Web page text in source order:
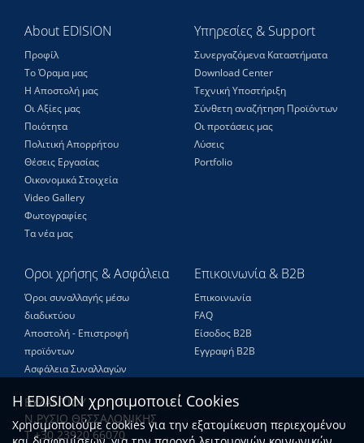
About EDISION
Προφίλ
Το Όραμα μας
Η Αποστολή μας
Οι Αξίες μας
Ποιότητα
Πολιτική Απορρήτου
Θέσεις Eργασίας
Οικονομικά Στοιχεία
Video Gallery
Φωτογραφίες
Τα νέα μας
Υπηρεσίες & Support
Συνεργαζόμενα Καταστήματα
Download Center
Τεχνική Υποστήριξη
Σύνθετη αναζήτηση Προϊόντων
Οι προτάσεις μας
Λύσεις
Portfolio
Οροι χρήσης & Ασφάλεια
Όροι συναλλαγής μέσω
διαδικτύου
Αποστολή - Επιστροφή
προϊόντων
Ασφάλεια Συναλλαγών
Επικοινωνία & B2B
Επικοινωνία
FAQ
Είσοδος Β2Β
Εγγραφή Β2Β
ΒΥΖΑΝΤΙΟΥ
Ν.ΡΥΣΙΟ ΘΕΣΣΑΛΟΝΙΚΗΣ
Τ +30 23920 66070
Η EDISION χρησιμοποιεί Cookies
Χρησιμοποιούμε cookies για την εξατομίκευση περιεχομένου